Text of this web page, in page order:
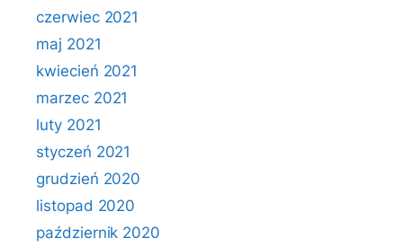
czerwiec 2021
maj 2021
kwiecień 2021
marzec 2021
luty 2021
styczeń 2021
grudzień 2020
listopad 2020
październik 2020